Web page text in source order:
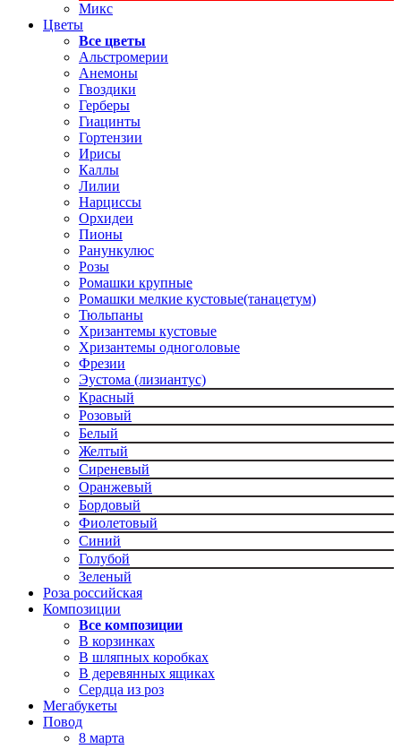
Микс
Цветы
Все цветы
Альстромерии
Анемоны
Гвоздики
Герберы
Гиацинты
Гортензии
Ирисы
Каллы
Лилии
Нарциссы
Орхидеи
Пионы
Ранункулюс
Розы
Ромашки крупные
Ромашки мелкие кустовые(танацетум)
Тюльпаны
Хризантемы кустовые
Хризантемы одноголовые
Фрезии
Эустома (лизиантус)
Красный
Розовый
Белый
Желтый
Сиреневый
Оранжевый
Бордовый
Фиолетовый
Синий
Голубой
Зеленый
Роза российская
Композиции
Все композиции
В корзинках
В шляпных коробках
В деревянных ящиках
Сердца из роз
Мегабукеты
Повод
8 марта